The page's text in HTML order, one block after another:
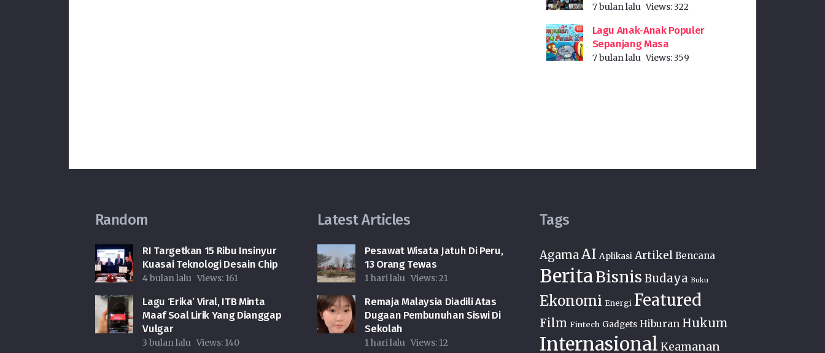
7 bulan lalu Views:322
Lagu Anak-Anak Populer
Sepanjang Masa
7 bulan lalu Views:359
Random
RI Targetkan 15 Ribu Insinyur
Kuasai Teknologi Desain Chip
4 bulan lalu Views: 161
Lagu ‘Erika’ Viral, ITB Minta
Maaf Soal Lirik Yang Dianggap
Vulgar
3 bulan lalu Views: 140
Latest Articles
Pesawat Wisata Jatuh Di Peru,
13 Orang Tewas
1 hari lalu Views:21
Remaja Malaysia Diadili Atas
Dugaan Pembunuhan Siswi Di
Sekolah
1 hari lalu Views: 12
Tags
AgamaAI Aplikasi Artikel Bencana
BeritaBisnis Budaya Buku
Ekonomi Energi Featured
Film Fintech Gadgets Hiburan Hukum
Internasional Keamanan